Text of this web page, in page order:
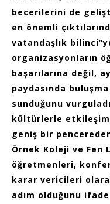
becerilerini de
en önemli
vatandaşlık
organizasyonların
başarılarına değil,
paydasında
sunduğunu
kültürlerle etkileşim
geniş bir
Örnek Koleji ve Fen
öğretmenleri,
karar vericileri
adım olduğunu